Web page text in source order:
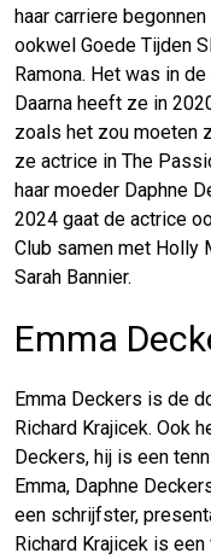
haar carriere
ookwel Goede Tijden
Ramona. Het was in
Daarna heeft ze in
zoals het zou moeten
ze actrice in The
haar moeder Daphne
2024 gaat de actrice
Club samen met Holly
Sarah Bannier.
Emma
Emma Deckers is de
Richard Krajicek. Ook
Deckers, hij is een
Emma, Daphne
een schrijfster,
Richard Krajicek is